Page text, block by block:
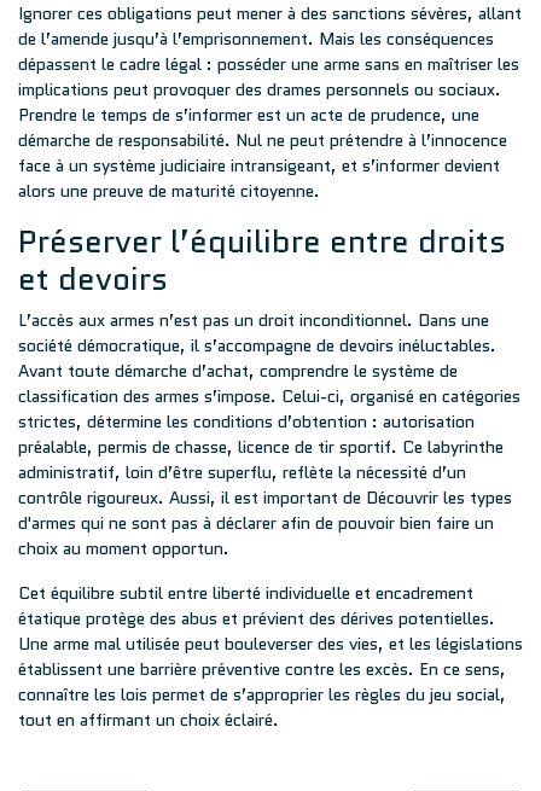
Ignorer ces obligations peut mener à des sanctions sévères, allant
de l’amende jusqu’à l’emprisonnement. Mais les conséquences
dépassent le cadre légal : posséder une arme sans en maîtriser les
implications peut provoquer des drames personnels ou sociaux.
Prendre le temps de s’informer est un acte de prudence, une
démarche de responsabilité. Nul ne peut prétendre à l’innocence
face à un système judiciaire intransigeant, et s’informer devient
alors une preuve de maturité citoyenne.
Préserver l’équilibre entre droits
et devoirs
L’accès aux armes n’est pas un droit inconditionnel. Dans une
société démocratique, il s’accompagne de devoirs inéluctables.
Avant toute démarche d’achat, comprendre le système de
classification des armes s’impose. Celui-ci, organisé en catégories
strictes, détermine les conditions d’obtention : autorisation
préalable, permis de chasse, licence de tir sportif. Ce labyrinthe
administratif, loin d’être superflu, reflète la nécessité d’un
contrôle rigoureux. Aussi, il est important de Découvrir les types
d'armes qui ne sont pas à déclarer afin de pouvoir bien faire un
choix au moment opportun.
Cet équilibre subtil entre liberté individuelle et encadrement
étatique protège des abus et prévient des dérives potentielles.
Une arme mal utilisée peut bouleverser des vies, et les législations
établissent une barrière préventive contre les excès. En ce sens,
connaître les lois permet de s’approprier les règles du jeu social,
tout en affirmant un choix éclairé.